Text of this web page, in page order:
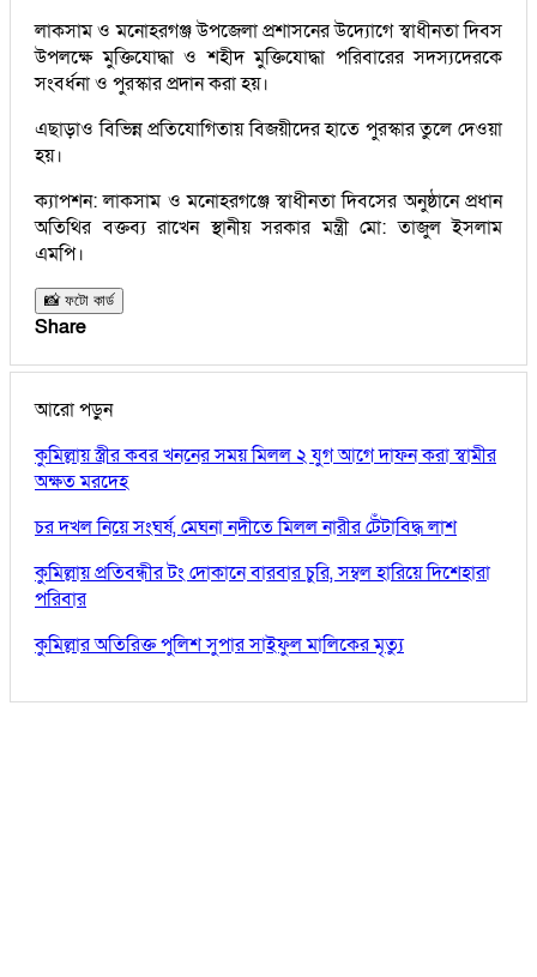
লাকসাম ও মনোহরগঞ্জ উপজেলা প্রশাসনের উদ্যোগে স্বাধীনতা দিবস
উপলক্ষে মুক্তিযোদ্ধা ও শহীদ মুক্তিযোদ্ধা পরিবারের সদস্যদেরকে
সংবর্ধনা ও পুরস্কার প্রদান করা হয়।
এছাড়াও বিভিন্ন প্রতিযোগিতায় বিজয়ীদের হাতে পুরস্কার তুলে দেওয়া
হয়।
ক্যাপশন: লাকসাম ও মনোহরগঞ্জে স্বাধীনতা দিবসের অনুষ্ঠানে প্রধান
অতিথির বক্তব্য রাখেন স্থানীয় সরকার মন্ত্রী মো: তাজুল ইসলাম
এমপি।
📸 ফটো কার্ড
Share
আরো পড়ুন
কুমিল্লায় স্ত্রীর কবর খননের সময় মিলল ২ যুগ আগে দাফন করা স্বামীর
অক্ষত মরদেহ
চর দখল নিয়ে সংঘর্ষ, মেঘনা নদীতে মিলল নারীর টেঁটাবিদ্ধ লাশ
কুমিল্লায় প্রতিবন্ধীর টং দোকানে বারবার চুরি, সম্বল হারিয়ে দিশেহারা
পরিবার
কুমিল্লার অতিরিক্ত পুলিশ সুপার সাইফুল মালিকের মৃত্যু